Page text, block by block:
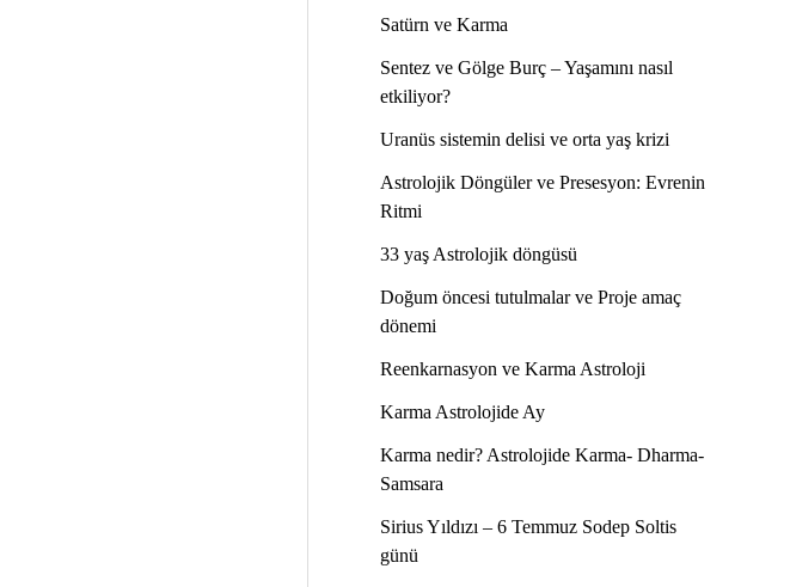
Satürn ve Karma
Sentez ve Gölge Burç – Yaşamını nasıl
etkiliyor?
Uranüs sistemin delisi ve orta yaş krizi
Astrolojik Döngüler ve Presesyon: Evrenin
Ritmi
33 yaş Astrolojik döngüsü
Doğum öncesi tutulmalar ve Proje amaç
dönemi
Reenkarnasyon ve Karma Astroloji
Karma Astrolojide Ay
Karma nedir? Astrolojide Karma- Dharma-
Samsara
Sirius Yıldızı – 6 Temmuz Sodep Soltis
günü